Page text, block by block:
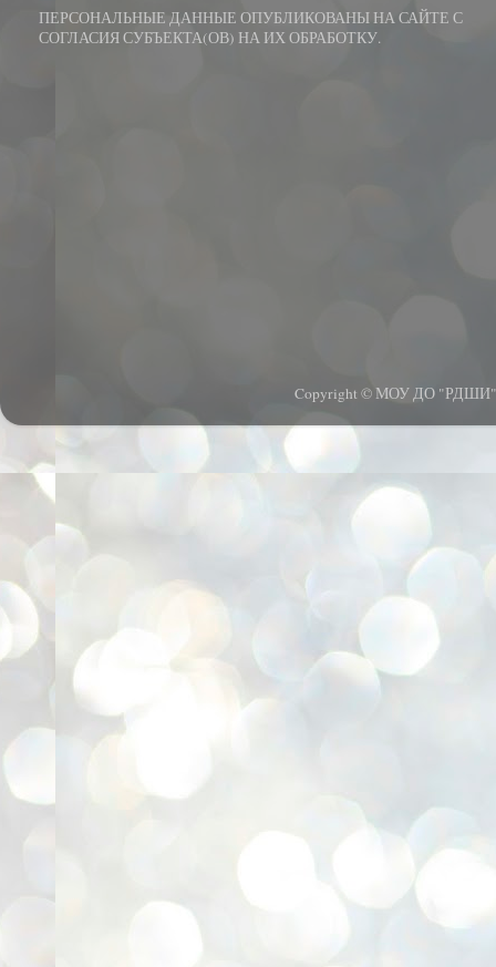
ПЕРСОНАЛЬНЫЕ ДАННЫЕ ОПУБЛИКОВАНЫ НА САЙТЕ С
СОГЛАСИЯ СУБЪЕКТА(ОВ) НА ИХ ОБРАБОТКУ.
Copyright © МОУ ДО "РДШИ".